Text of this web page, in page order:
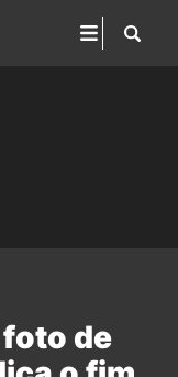
de